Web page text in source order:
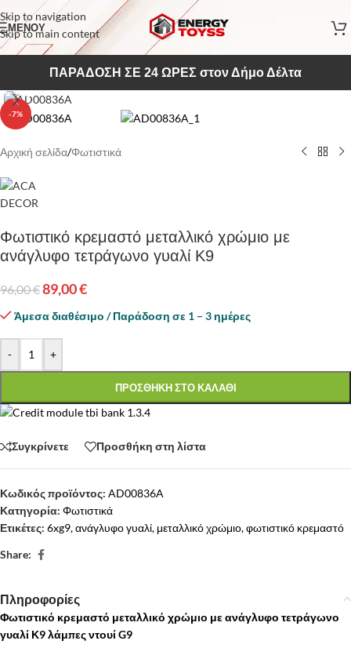
Skip to navigation
Skip to main content
ΜΕΝΟΥ
ΠΑΡΑΔΟΣΗ ΣΕ 24 ΩΡΕΣ στον Δήμο Δέλτα
-7%
Κάντε κλικ για να μεγεθύνετε
Αρχική σελίδα/Φωτιστικά
Φωτιστικό κρεμαστό μεταλλικό χρώμιο με
ανάγλυφο τετράγωνο γυαλί Κ9
96,00€89,00€
Άμεσα διαθέσιμο / Παράδοση σε 1 – 3 ημέρες
- +
ΠΡΟΣΘΗΚΗ ΣΤΟ ΚΑΛΑΘΙ
Συγκρίνετε Προσθήκη στη λίστα
Κωδικός προϊόντος: AD00836A
Κατηγορία: Φωτιστικά
Ετικέτες: 6xg9,ανάγλυφο γυαλί, μεταλλικό χρώμιο,φωτιστικό κρεμαστό
Share:
Πληροφορίες
Φωτιστικό κρεμαστό μεταλλικό χρώμιο με ανάγλυφο τετράγωνο
γυαλί Κ9 λάμπες ντουί G9